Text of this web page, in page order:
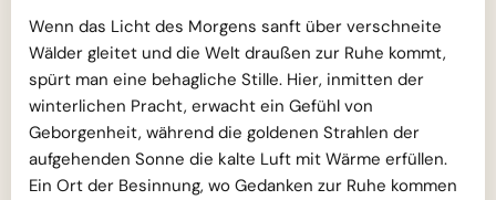
Wenn das Licht des Morgens sanft über verschneite
Wälder gleitet und die Welt draußen zur Ruhe kommt,
spürt man eine behagliche Stille. Hier, inmitten der
winterlichen Pracht, erwacht ein Gefühl von
Geborgenheit, während die goldenen Strahlen der
aufgehenden Sonne die kalte Luft mit Wärme erfüllen.
Ein Ort der Besinnung, wo Gedanken zur Ruhe kommen